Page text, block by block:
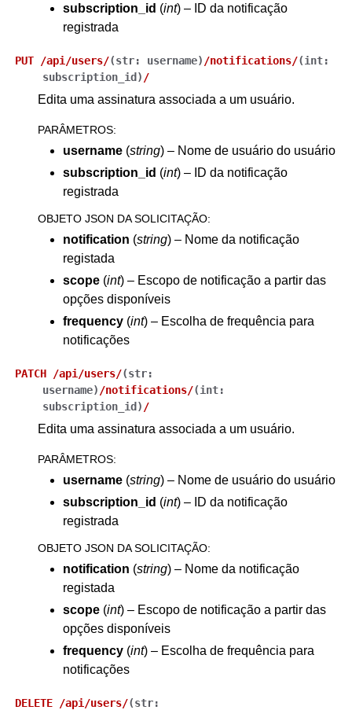
subscription_id (int) – ID da notificação
registrada
PUT /api/users/(str: username) /notifications/(int:
subscription_id) /
Edita uma assinatura associada a um usuário.
PARÂMETROS:
username (string) – Nome de usuário do usuário
subscription_id (int) – ID da notificação
registrada
OBJETO JSON DA SOLICITAÇÃO:
notification (string) – Nome da notificação
registada
scope (int) – Escopo de notificação a partir das
opções disponíveis
frequency (int) – Escolha de frequência para
notificações
PATCH /api/users/(str:
username) /notifications/(int:
subscription_id) /
Edita uma assinatura associada a um usuário.
PARÂMETROS:
username (string) – Nome de usuário do usuário
subscription_id (int) – ID da notificação
registrada
OBJETO JSON DA SOLICITAÇÃO:
notification (string) – Nome da notificação
registada
scope (int) – Escopo de notificação a partir das
opções disponíveis
frequency (int) – Escolha de frequência para
notificações
DELETE /api/users/(str: